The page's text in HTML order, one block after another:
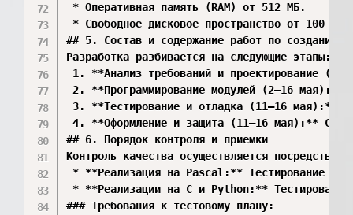
* Оперативная память (RAM) от 512 МБ.
* Свободное дисковое пространство от 100 МБ.
## 5. Состав и содержание работ по созданию
Разработка разбивается на следующие этапы:
1. **Анализ требований и проектирование
2. **Программирование модулей (2–16 мая):**
3. **Тестирование и отладка (11–16 мая):**
4. **Оформление и защита (11–16 мая):**
## 6. Порядок контроля и приемки
Контроль качества осуществляется посредством
* **Реализация на Pascal:** Тестирование
* **Реализации на C и Python:**
### Требования к тестовому плану: